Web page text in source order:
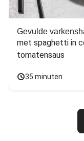
Gevulde
met spaghetti in
tomatensaus
35 minuten